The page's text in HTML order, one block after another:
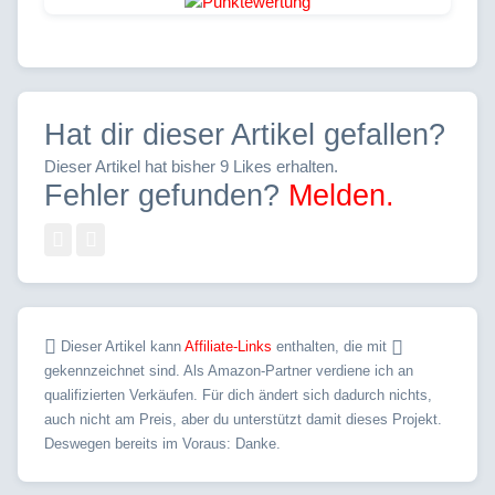
Hat dir dieser Artikel gefallen?
Dieser Artikel hat bisher 9 Likes erhalten.
Fehler gefunden? Melden.
Dieser Artikel kann Affiliate-Links enthalten, die mit
gekennzeichnet sind. Als Amazon-Partner verdiene ich an
qualifizierten Verkäufen. Für dich ändert sich dadurch nichts,
auch nicht am Preis, aber du unterstützt damit dieses Projekt.
Deswegen bereits im Voraus: Danke.